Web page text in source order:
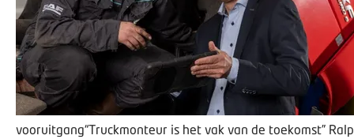
vooruitgang“Truckmonteur is het vak van de toekomst”